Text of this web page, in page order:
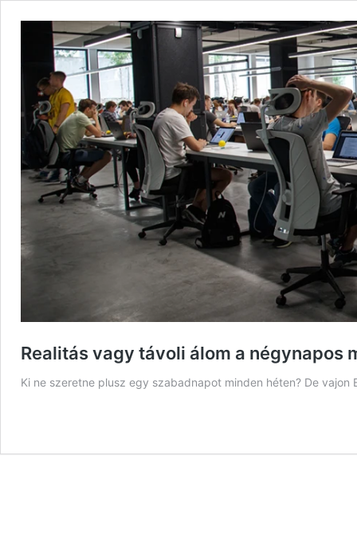
Realitás vagy távoli álom a négynapos
Ki ne szeretne plusz egy szabadnapot minden héten? De